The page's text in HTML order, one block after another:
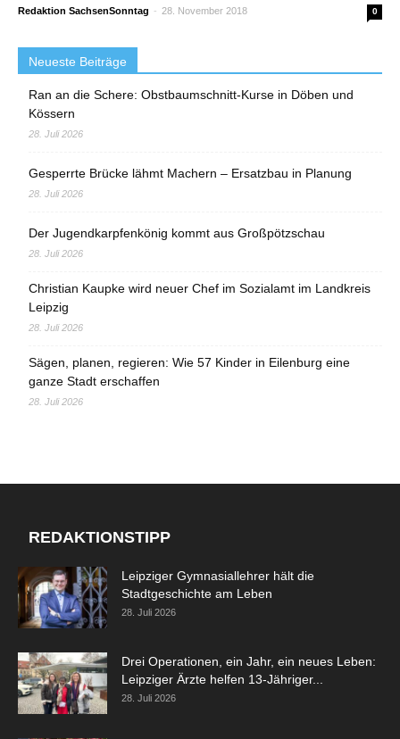
Redaktion SachsenSonntag - 28. November 2018 0
Neueste Beiträge
Ran an die Schere: Obstbaumschnitt-Kurse in Döben und
Kössern
28. Juli 2026
Gesperrte Brücke lähmt Machern – Ersatzbau in Planung
28. Juli 2026
Der Jugendkarpfenkönig kommt aus Großpötzschau
28. Juli 2026
Christian Kaupke wird neuer Chef im Sozialamt im Landkreis
Leipzig
28. Juli 2026
Sägen, planen, regieren: Wie 57 Kinder in Eilenburg eine
ganze Stadt erschaffen
28. Juli 2026
REDAKTIONSTIPP
Leipziger Gymnasiallehrer hält die
Stadtgeschichte am Leben
28. Juli 2026
Drei Operationen, ein Jahr, ein neues Leben:
Leipziger Ärzte helfen 13-Jähriger...
28. Juli 2026